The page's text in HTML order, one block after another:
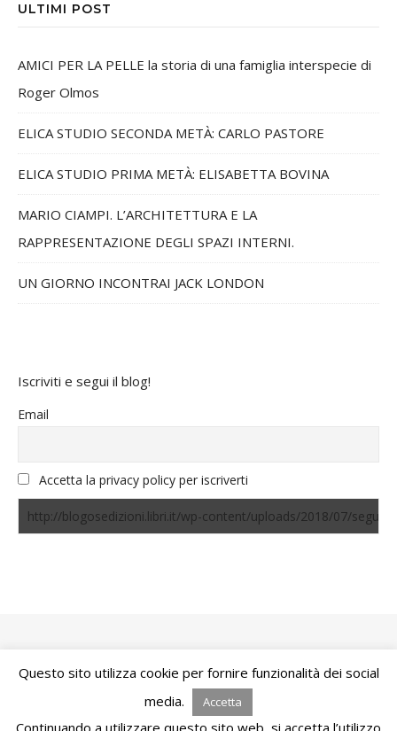
ULTIMI POST
AMICI PER LA PELLE la storia di una famiglia interspecie di
Roger Olmos
ELICA STUDIO SECONDA METÀ: CARLO PASTORE
ELICA STUDIO PRIMA METÀ: ELISABETTA BOVINA
MARIO CIAMPI. L’ARCHITETTURA E LA
RAPPRESENTAZIONE DEGLI SPAZI INTERNI.
UN GIORNO INCONTRAI JACK LONDON
Iscriviti e segui il blog!
Email
Accetta la privacy policy per iscriverti
Bard Tema diWP Royal.
Questo sito utilizza cookie per fornire funzionalità dei social
media.
Accetta